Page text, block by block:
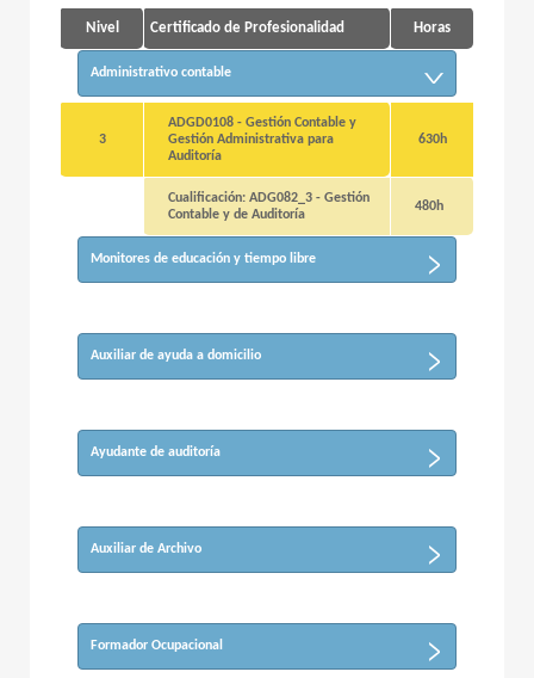
Nivel Certificado de Profesionalidad Horas
Administrativo contable
3
ADGD0108 - Gestión Contable y
Gestión Administrativa para
Auditoría
630h
Cualificación: ADG082_3 - Gestión
Contable y de Auditoría
480h
Monitores de educación y tiempo libre
Auxiliar de ayuda a domicilio
Ayudante de auditoría
Auxiliar de Archivo
Formador Ocupacional